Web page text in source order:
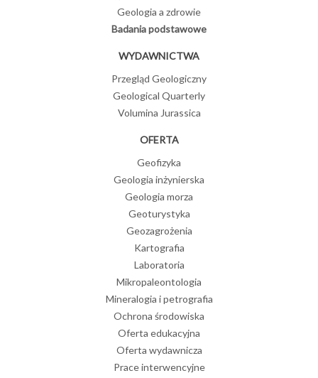
Geologia a zdrowie
Badania podstawowe
WYDAWNICTWA
Przegląd Geologiczny
Geological Quarterly
Volumina Jurassica
OFERTA
Geofizyka
Geologia inżynierska
Geologia morza
Geoturystyka
Geozagrożenia
Kartografia
Laboratoria
Mikropaleontologia
Mineralogia i petrografia
Ochrona środowiska
Oferta edukacyjna
Oferta wydawnicza
Prace interwencyjne